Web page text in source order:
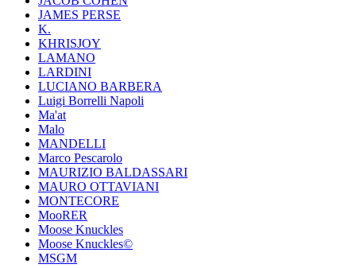
JAMES PERSE
K.
KHRISJOY
LAMANO
LARDINI
LUCIANO BARBERA
Luigi Borrelli Napoli
Ma'at
Malo
MANDELLI
Marco Pescarolo
MAURIZIO BALDASSARI
MAURO OTTAVIANI
MONTECORE
MooRER
Moose Knuckles
Moose Knuckles©️
MSGM